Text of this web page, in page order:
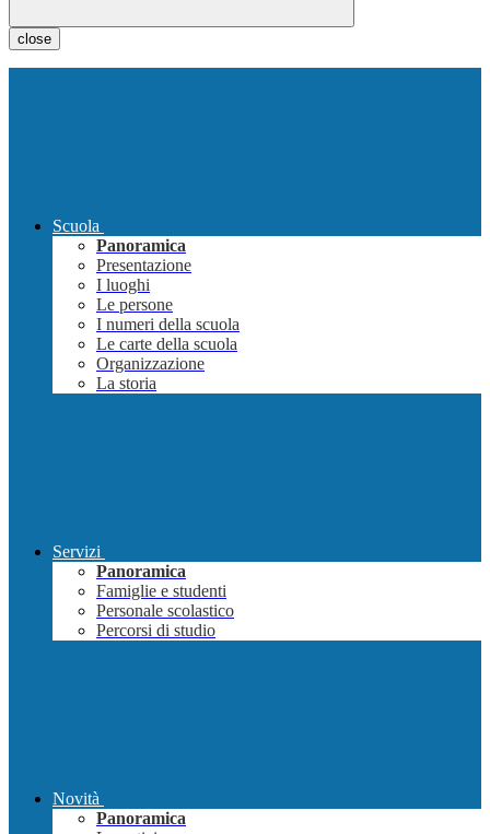
close
Scuola
Panoramica
Presentazione
I luoghi
Le persone
I numeri della scuola
Le carte della scuola
Organizzazione
La storia
Servizi
Panoramica
Famiglie e studenti
Personale scolastico
Percorsi di studio
Novità
Panoramica